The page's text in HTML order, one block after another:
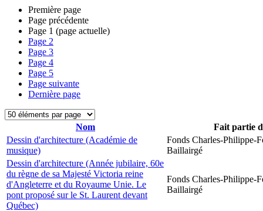
Première page
Page précédente
Page 1 (page actuelle)
Page 2
Page 3
Page 4
Page 5
Page suivante
Dernière page
Nom
Fait partie
Dessin d'architecture (Académie de
musique)
Fonds Charles-Philippe-
Baillairgé
Dessin d'architecture (Année jubilaire, 60e
du règne de sa Majesté Victoria reine
d'Angleterre et du Royaume Unie. Le
pont proposé sur le St. Laurent devant
Québec)
Fonds Charles-Philippe-
Baillairgé